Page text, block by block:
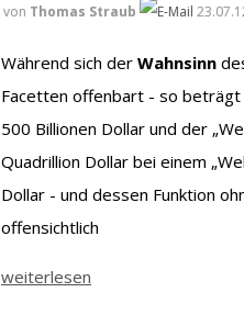
von Thomas Straub
Während sich derWahnsinn
Facetten offenbart - so beträgt
500 Billionen Dollar und der
Quadrillion Dollar bei einem
Dollar - und dessen Funktion
offensichtlich
weiterlesen